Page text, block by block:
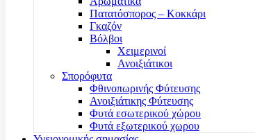
Πατατόσπορος – Κοκκάρι
Γκαζόν
Βόλβοι
Χειμερινοί
Ανοιξιάτικοι
Σπορόφυτα
Φθινοπωρινής Φύτευσης
Ανοιξιάτικης Φύτευσης
Φυτά εσωτερικού χώρου
Φυτά εξωτερικού χωρου